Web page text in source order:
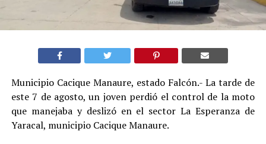
Municipio Cacique Manaure, estado Falcón.- La tarde de
este 7 de agosto, un joven perdió el control de la moto
que manejaba y deslizó en el sector La Esperanza de
Yaracal, municipio Cacique Manaure.